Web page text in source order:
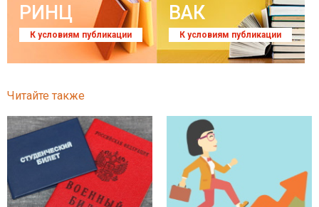
РИНЦ
К условиям публикации
ВАК
К условиям публикации
Читайте также